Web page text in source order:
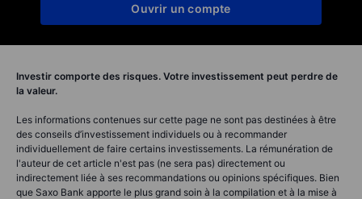
Ouvrir un compte
Investir comporte des risques. Votre investissement peut perdre de
la valeur.
Les informations contenues sur cette page ne sont pas destinées à être
des conseils d’investissement individuels ou à recommander
individuellement de faire certains investissements. La rémunération de
l'auteur de cet article n'est pas (ne sera pas) directement ou
indirectement liée à ses recommandations ou opinions spécifiques. Bien
que Saxo Bank apporte le plus grand soin à la compilation et à la mise à